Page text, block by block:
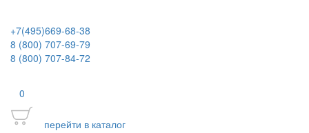
+7(495)669-68-38
8 (800) 707-69-79
8 (800) 707-84-72
0
перейти в каталог